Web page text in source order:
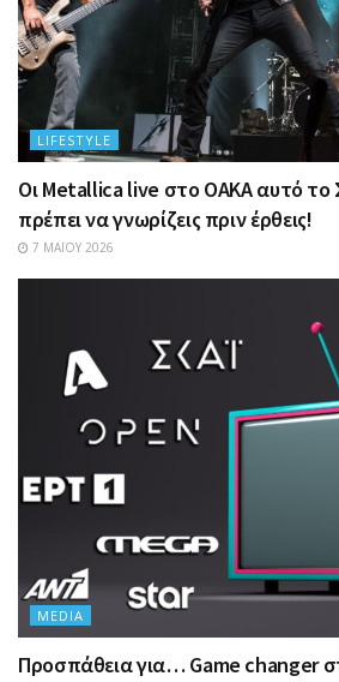
LIFESTYLE
Οι Metallica live στο ΟΑΚΑ αυτό το
πρέπει να γνωρίζεις πριν έρθεις!
7 ΜΑΪ́ΟΥ 2026
MEDIA
Προσπάθεια για… Game changer